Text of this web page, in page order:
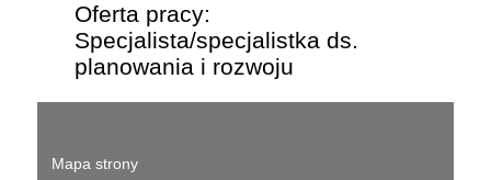
Oferta pracy:
Specjalista/specjalistka ds.
planowania i rozwoju
Mapa strony